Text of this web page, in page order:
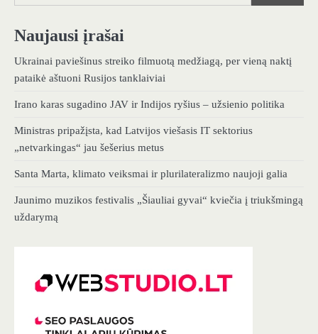
Naujausi įrašai
Ukrainai paviešinus streiko filmuotą medžiagą, per vieną naktį
pataikė aštuoni Rusijos tanklaiviai
Irano karas sugadino JAV ir Indijos ryšius – užsienio politika
Ministras pripažįsta, kad Latvijos viešasis IT sektorius
„netvarkingas“ jau šešerius metus
Santa Marta, klimato veiksmai ir plurilateralizmo naujoji galia
Jaunimo muzikos festivalis „Šiauliai gyvai“ kviečia į triukšmingą
uždarymą